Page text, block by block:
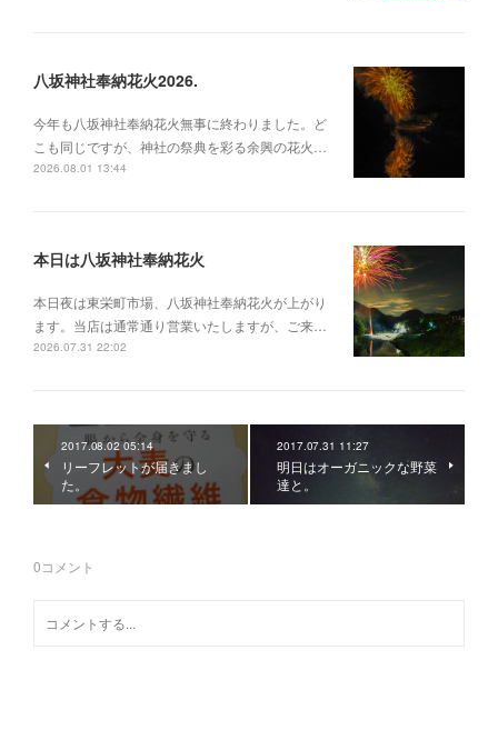
八坂神社奉納花火2026.
今年も八坂神社奉納花火無事に終わりました。ど
こも同じですが、神社の祭典を彩る余興の花火…
2026.08.01 13:44
本日は八坂神社奉納花火
本日夜は東栄町市場、八坂神社奉納花火が上がり
ます。当店は通常通り営業いたしますが、ご来…
2026.07.31 22:02
2017.08.02 05:14
リーフレットが届きまし
た。
2017.07.31 11:27
明日はオーガニックな野菜
達と。
0コメント